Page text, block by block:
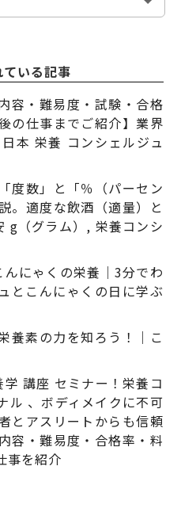
いる記事
容・難易度・試験・合格
の仕事までご紹介】業界
本 栄養 コンシェルジュ
度数」と「％（パーセン
。適度な飲酒（適量）と
g（グラム）, 栄養コンシ
んにゃくの栄養｜3分でわ
とこんにゃくの日に学ぶ
養素の力を知ろう！｜こ
講座 セミナー！栄養コ
ル 、ボディメイクに不可
とアスリートからも信頼
容・難易度・合格率・料
事を紹介